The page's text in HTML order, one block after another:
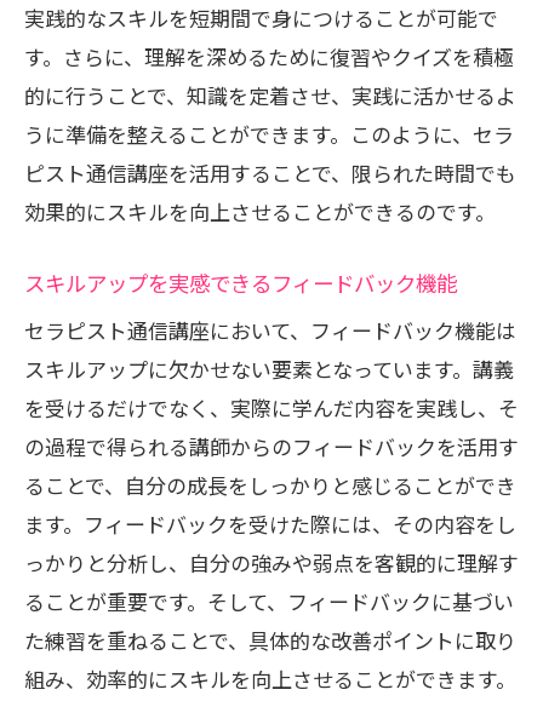
実践的なスキルを短期間で身につけることが可能で
す。さらに、理解を深めるために復習やクイズを積極
的に行うことで、知識を定着させ、実践に活かせるよ
うに準備を整えることができます。このように、セラ
ピスト通信講座を活用することで、限られた時間でも
効果的にスキルを向上させることができるのです。
スキルアップを実感できるフィードバック機能
セラピスト通信講座において、フィードバック機能は
スキルアップに欠かせない要素となっています。講義
を受けるだけでなく、実際に学んだ内容を実践し、そ
の過程で得られる講師からのフィードバックを活用す
ることで、自分の成長をしっかりと感じることができ
ます。フィードバックを受けた際には、その内容をし
っかりと分析し、自分の強みや弱点を客観的に理解す
ることが重要です。そして、フィードバックに基づい
た練習を重ねることで、具体的な改善ポイントに取り
組み、効率的にスキルを向上させることができます。